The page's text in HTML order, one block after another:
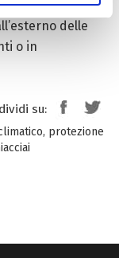
in funzione della
delle
o in
su:
, protezione